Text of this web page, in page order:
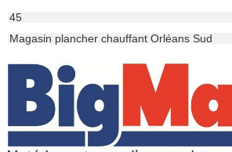
45
Magasin plancher chauffant Orléans Sud